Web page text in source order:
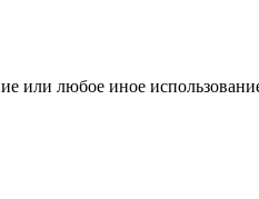
или любое иное